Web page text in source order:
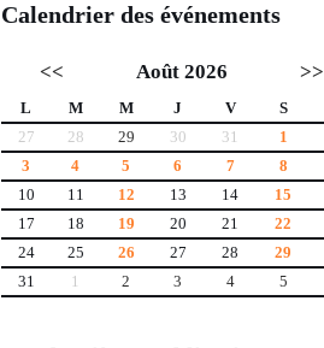
Calendrier des événements
<< Août 2026 >>
L M M J V S
27
28 29 30 31 1
3
4 5 6 7 8
10
11 12 13 14 15
17
18 19 20 21 22
24
25 26 27 28 29
31
1 2 3 4 5